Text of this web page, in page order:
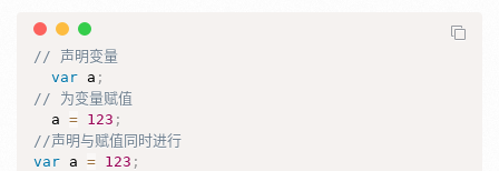
// 声明变量
var a ;
// 为变量赋值
  a
= 123 ;
//声明与赋值同时进行
var a = 123 ;